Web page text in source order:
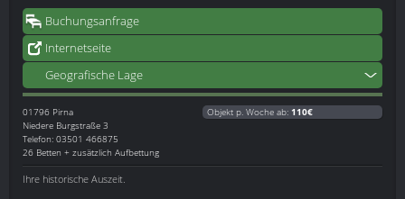
Buchungsanfrage
Internetseite
Geografische Lage
01796 Pirna
Niedere Burgstraße 3
Telefon: 03501 466875
26 Betten + zusätzlich Aufbettung
Objekt p. Woche ab: 110€
Ihre historische Auszeit.